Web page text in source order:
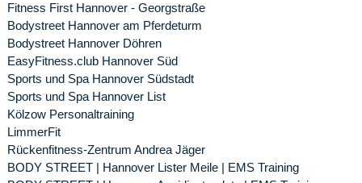
Fitness First Hannover - Georgstraße
Bodystreet Hannover am Pferdeturm
Bodystreet Hannover Döhren
EasyFitness.club Hannover Süd
Sports und Spa Hannover Südstadt
Sports und Spa Hannover List
Kölzow Personaltraining
LimmerFit
Rückenfitness-Zentrum Andrea Jäger
BODY STREET | Hannover Lister Meile | EMS Training